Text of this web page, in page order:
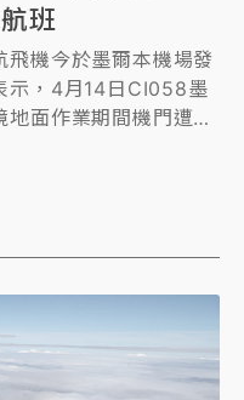
班
飛機今於墨爾本機場發
示，4月14日CI058墨
面作業期間機門遭空
班。